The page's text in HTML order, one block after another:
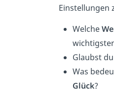
Einstellungen
Welche
Glaubst
Was
Glück?